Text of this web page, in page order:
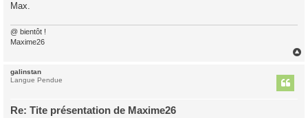
Max.
@ bientôt !
Maxime26
galinstan
Langue Pendue
Re: Tite présentation de Maxime26